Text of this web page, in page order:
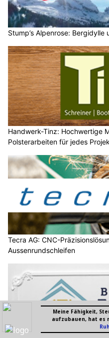
Stump’s Alpenrose: Bergidylle
Handwerk-Tinz: Hochwertige
Polsterarbeiten für jedes
Tecra AG: CNC-
Aussenrundschleifen